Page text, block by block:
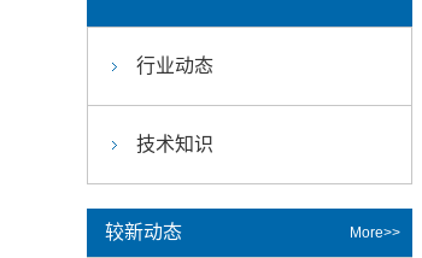
行业动态
技术知识
较新动态 More>>